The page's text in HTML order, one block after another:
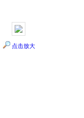
点击放大